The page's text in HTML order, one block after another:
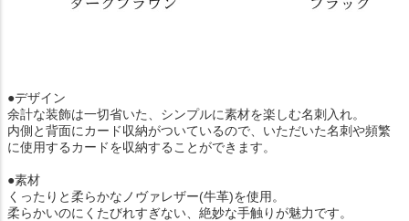
●デザイン
余計な装飾は一切省いた、シンプルに素材を楽しむ名刺入れ。
内側と背面にカード収納がついているので、いただいた名刺や頻繁
に使用するカードを収納することができます。
●素材
くったりと柔らかなノヴァレザー(牛革)を使用。
柔らかいのにくたびれすぎない、絶妙な手触りが魅力です。